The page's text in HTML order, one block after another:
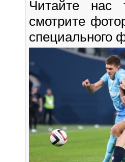
Читайте
смотрите
специального